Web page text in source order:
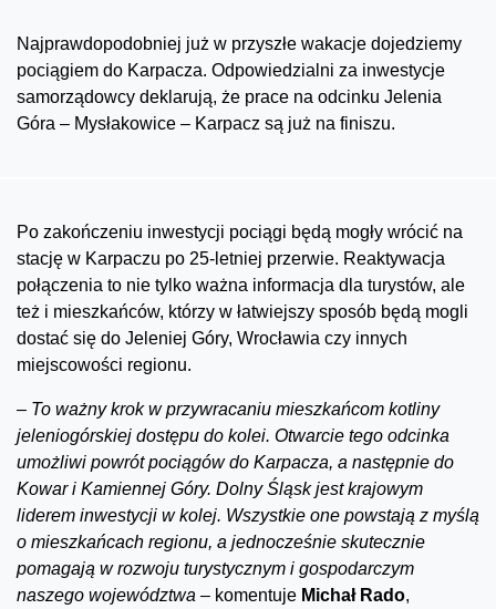
Najprawdopodobniej już w przyszłe wakacje dojedziemy
pociągiem do Karpacza. Odpowiedzialni za inwestycje
samorządowcy deklarują, że prace na odcinku Jelenia
Góra – Mysłakowice – Karpacz są już na finiszu.
Po zakończeniu inwestycji pociągi będą mogły wrócić na
stację w Karpaczu po 25-letniej przerwie. Reaktywacja
połączenia to nie tylko ważna informacja dla turystów, ale
też i mieszkańców, którzy w łatwiejszy sposób będą mogli
dostać się do Jeleniej Góry, Wrocławia czy innych
miejscowości regionu.
– To ważny krok w przywracaniu mieszkańcom kotliny
jeleniogórskiej dostępu do kolei. Otwarcie tego odcinka
umożliwi powrót pociągów do Karpacza, a następnie do
Kowar i Kamiennej Góry. Dolny Śląsk jest krajowym
liderem inwestycji w kolej. Wszystkie one powstają z myślą
o mieszkańcach regionu, a jednocześnie skutecznie
pomagają w rozwoju turystycznym i gospodarczym
naszego województwa – komentuje Michał Rado,